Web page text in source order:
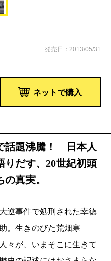
発売日：2013/05/31
ネットで購入
話題沸騰！ 日本人
りだす、20世紀初頭
真実。
逆事件で処刑された幸徳
。生きのびた荒畑寒
が、いまそこに生きて